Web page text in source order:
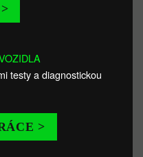
testy a diagnostickou
>